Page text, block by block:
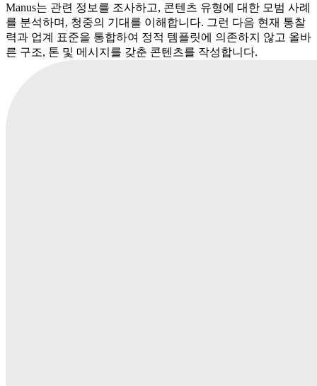
Manus는 관련 정보를 조사하고, 콘텐츠 유형에 대한 모범 사례
를 분석하며, 청중의 기대를 이해합니다. 그런 다음 현재 통찰
력과 업계 표준을 통합하여 정적 템플릿에 의존하지 않고 올바
른 구조, 톤 및 메시지를 갖춘 콘텐츠를 작성합니다.